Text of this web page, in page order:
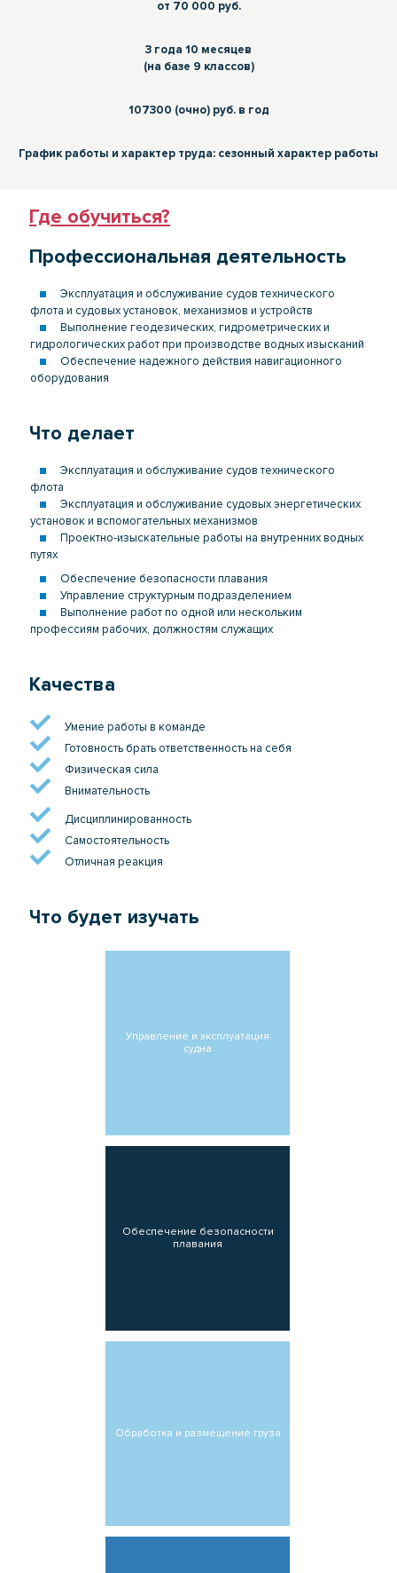
от 70 000 руб.
3 года 10 месяцев
(на базе 9 классов)
107300 (очно) руб. в год
График работы и характер труда: сезонный характер работы
Где обучиться?
Профессиональная деятельность
Эксплуатация и обслуживание судов технического
флота и судовых установок, механизмов и устройств
Выполнение геодезических, гидрометрических и
гидрологических работ при производстве водных изысканий
Обеспечение надежного действия навигационного
оборудования
Что делает
Эксплуатация и обслуживание судов технического
флота
Эксплуатация и обслуживание судовых энергетических
установок и вспомогательных механизмов
Проектно-изыскательные работы на внутренних водных
путях
Обеспечение безопасности плавания
Управление структурным подразделением
Выполнение работ по одной или нескольким
профессиям рабочих, должностям служащих
Качества
Умение работы в команде
Готовность брать ответственность на себя
Физическая сила
Внимательность
Дисциплинированность
Самостоятельность
Отличная реакция
Что будет изучать
Управление и эксплуатация
судна
Обеспечение безопасности
плавания
Обработка и размещение груза